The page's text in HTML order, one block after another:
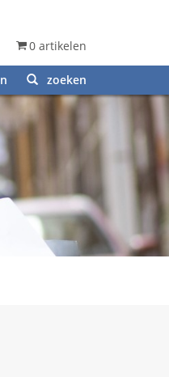
0 artikelen
zoeken